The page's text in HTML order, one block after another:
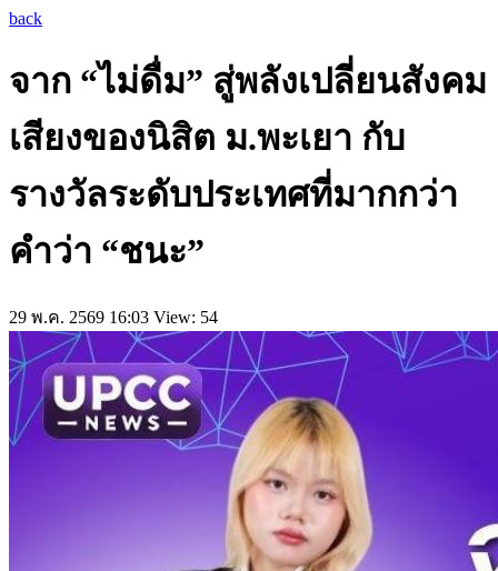
back
จาก “ไม่ดื่ม” สู่พลังเปลี่ยนสังคม
เสียงของนิสิต ม.พะเยา กับ
รางวัลระดับประเทศที่มากกว่า
คำว่า “ชนะ”
29 พ.ค. 2569 16:03 View: 54